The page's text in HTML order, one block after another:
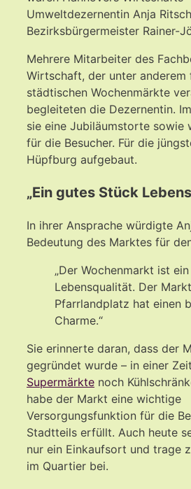
Umweltdezernentin Anja
Bezirksbürgermeister Rainer-
Mehrere Mitarbeiter des
Wirtschaft, der unter anderem
städtischen Wochenmärkte
begleiteten die Dezernentin.
sie eine Jubiläumstorte sowie
für die Besucher. Für die
Hüpfburg aufgebaut.
„Ein gutes Stück
In ihrer Ansprache würdigte
Bedeutung des Marktes für
„Der Wochenmarkt ist
Lebensqualität. Der
Pfarrlandplatz hat einen
Charme.“
Sie erinnerte daran, dass der
gegründet wurde – in einer
Supermärkte noch
habe der Markt eine wichtige
Versorgungsfunktion für die
Stadtteils erfüllt. Auch heute
nur ein Einkaufsort und trage
im Quartier bei.